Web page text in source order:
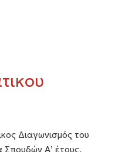
Διαγωνισμός του
Σπουδών Α’ έτους,